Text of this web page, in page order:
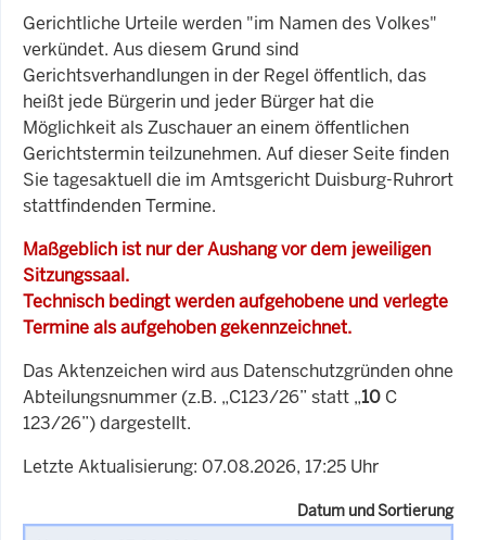
Gerichtliche Urteile werden "im Namen des Volkes"
verkündet. Aus diesem Grund sind
Gerichtsverhandlungen in der Regel öffentlich, das
heißt jede Bürgerin und jeder Bürger hat die
Möglichkeit als Zuschauer an einem öffentlichen
Gerichtstermin teilzunehmen. Auf dieser Seite finden
Sie tagesaktuell die im Amtsgericht Duisburg-Ruhrort
stattfindenden Termine.
Maßgeblich ist nur der Aushang vor dem jeweiligen
Sitzungssaal.
Technisch bedingt werden aufgehobene und verlegte
Termine als aufgehoben gekennzeichnet.
Das Aktenzeichen wird aus Datenschutzgründen ohne
Abteilungsnummer (z.B. „C123/26” statt „10 C
123/26”) dargestellt.
Letzte Aktualisierung: 07.08.2026, 17:25 Uhr
Datum und Sortierung